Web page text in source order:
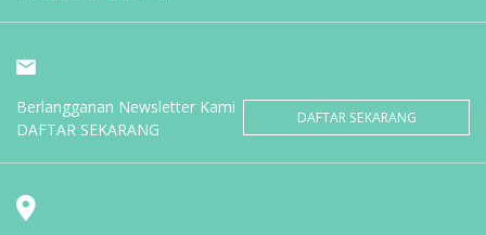
Berlangganan Newsletter Kami
DAFTAR SEKARANG
DAFTAR SEKARANG